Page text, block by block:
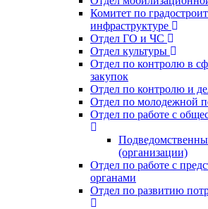
Комитет по
инфраструктуре
Отдел ГО и ЧС
Отдел культуры
Отдел по контролю в
закупок
Отдел по контролю и
Отдел по молодежной
Отдел по работе с
(организации)
Отдел по работе с
органами
Отдел по развитию